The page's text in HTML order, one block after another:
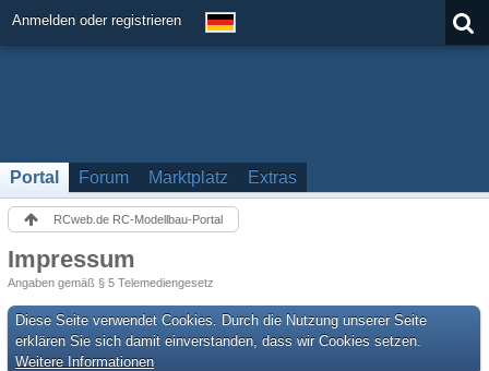
Anmelden oder registrieren
Portal Forum Marktplatz Extras
RCweb.de RC-Modellbau-Portal
Impressum
Angaben gemäß § 5 Telemediengesetz
Diese Seite verwendet Cookies. Durch die Nutzung unserer Seite
erklären Sie sich damit einverstanden, dass wir Cookies setzen.
Weitere Informationen